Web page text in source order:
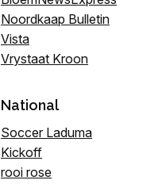
Noordkaap Bulletin
Vista
Vrystaat Kroon
National
Soccer Laduma
Kickoff
rooi rose